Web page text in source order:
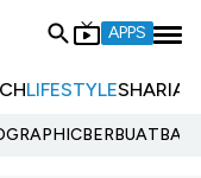
APPS
LIFESTYLESHARIA